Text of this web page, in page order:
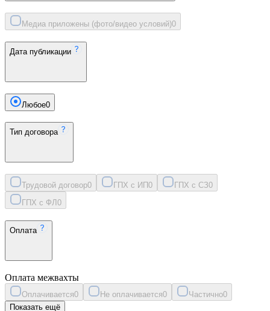
Медиа приложены (фото/видео условий)0
Дата публикации
Любое0
Тип договора
Трудовой договор0 ГПХ с ИП0 ГПХ с СЗ0
ГПХ с ФЛ 0
Оплата
Оплата межвахты
Оплачивается0 Не оплачивается0 Частично0
Показать ещё